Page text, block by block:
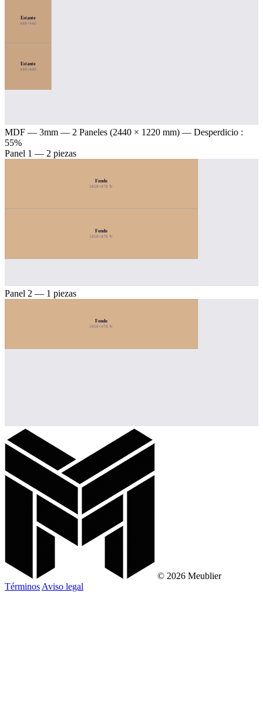
Estante
448×440
Estante
448×440
MDF — 3mm — 2 Paneles (2440 × 1220 mm) — Desperdicio :
55%
Panel 1 — 2 piezas
Fondo
1858×478 ↻
Fondo
1858×478 ↻
Panel 2 — 1 piezas
Fondo
1858×478 ↻
© 2026 Meublier
Términos Aviso legal